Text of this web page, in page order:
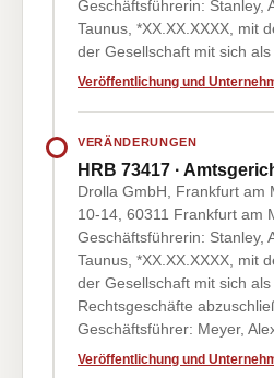
Geschäftsführerin: Stanley,
Taunus, *XX.XX.XXXX, mit
der Gesellschaft mit sich
Veröffentlichung und
VERÄNDERUNGEN
HRB 73417 ·
Drolla GmbH, Frankfurt am
10-14, 60311 Frankfurt am
Geschäftsführerin: Stanley,
Taunus, *XX.XX.XXXX, mit
der Gesellschaft mit sich
Rechtsgeschäfte
Geschäftsführer: Meyer,
Veröffentlichung und